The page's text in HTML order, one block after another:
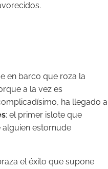
en barco que roza la
a la vez es
ha llegado a
: el primer islote que
alguien estornude
el éxito que supone